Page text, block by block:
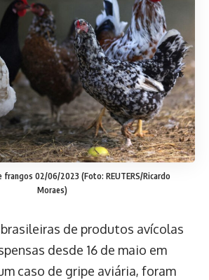
frangos 02/06/2023 (Foto: REUTERS/Ricardo
Moraes)
de produtos avícolas
desde 16 de maio em
caso de gripe aviária, foram